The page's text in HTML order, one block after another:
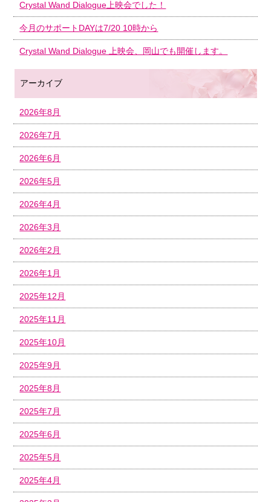
Crystal Wand Dialogue上映会でした！
今月のサポートDAYは7/20 10時から
Crystal Wand Dialogue 上映会、岡山でも開催します。
アーカイブ
2026年8月
2026年7月
2026年6月
2026年5月
2026年4月
2026年3月
2026年2月
2026年1月
2025年12月
2025年11月
2025年10月
2025年9月
2025年8月
2025年7月
2025年6月
2025年5月
2025年4月